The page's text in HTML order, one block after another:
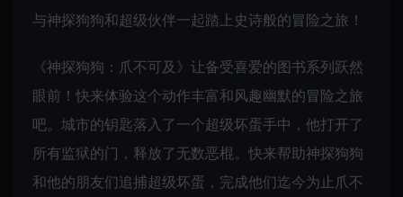
与神探狗狗和超级伙伴一起踏上史诗般的冒险之旅！
《神探狗狗：爪不可及》让备受喜爱的图书系列跃然
眼前！快来体验这个动作丰富和风趣幽默的冒险之旅
吧。城市的钥匙落入了一个超级坏蛋手中，他打开了
所有监狱的门，释放了无数恶棍。快来帮助神探狗狗
和他的朋友们追捕超级坏蛋，完成他们迄今为止爪不